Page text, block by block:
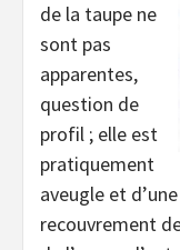
de la taupe ne
sont pas
apparentes,
question de
profil ; elle est
pratiquement
aveugle et
recouvrement